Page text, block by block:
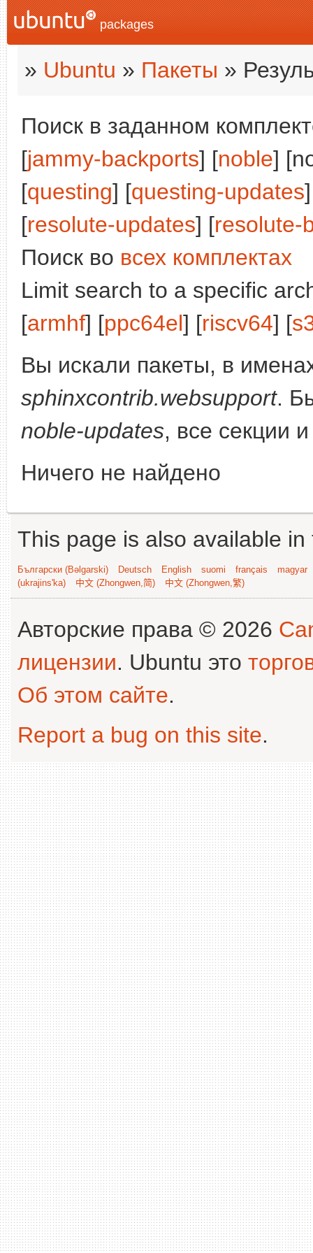
packages
» Ubuntu » Пакеты »
Поиск в заданном
[jammy-backports] [noble]
[questing] [questing-updates
[resolute-updates] [resolute-
Поиск во всех комплектах
Limit search to a specific
[armhf] [ppc64el] [riscv64] [
Вы искали пакеты, в
sphinxcontrib.websupport.
noble-updates, все секции
Ничего не найдено
This page is also available
Български (Bəlgarski) Deutsch English suomi français
magyar
(ukrajins'ka)
中文 (Zhongwen,简) 中文 (Zhongwen,繁)
Авторские права © 2026
лицензии. Ubuntu это
Об этом сайте.
Report a bug on this site.